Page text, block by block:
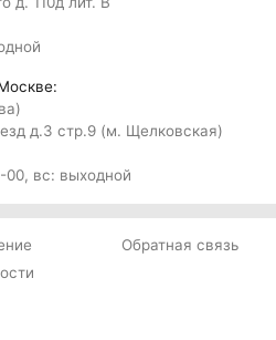
д.3 стр.9 (м. Щелковская)
00, вс: выходной
Обратная связь